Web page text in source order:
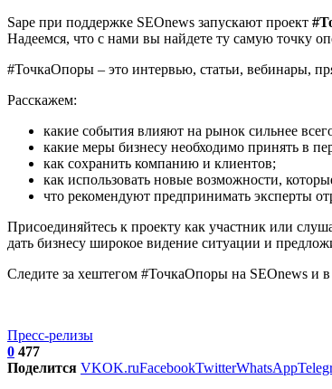
Sape при поддержке SEOnews запускают проект
Надеемся, что с нами вы найдете ту самую точку
#ТочкаОпоры – это интервью, статьи, вебинары,
Расскажем:
какие события влияют на рынок сильнее
какие меры бизнесу необходимо принять в
как сохранить компанию и клиентов;
как использовать новые возможности,
что рекомендуют предпринимать эксперты
Присоединяйтесь к проекту как участник или
дать бизнесу широкое видение ситуации и
Следите за хештегом #ТочкаОпоры на SEOnews и
Пресс-релизы
0 477
Поделится VKOK.ruFacebookTwitterWhatsApp